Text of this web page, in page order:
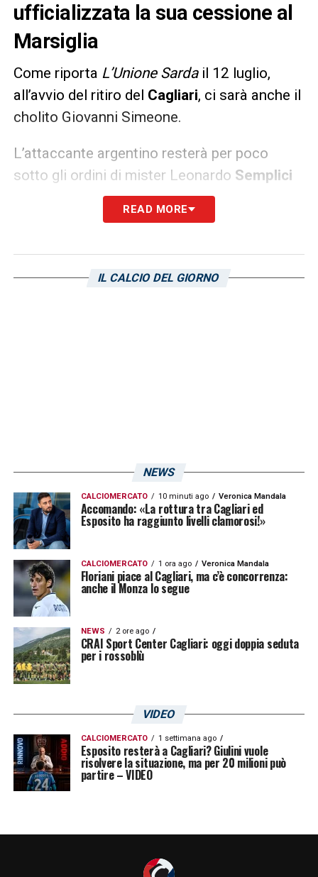
ufficializzata la sua cessione al
Marsiglia
Come riporta L’Unione Sardail 12 luglio,
all’avvio del ritiro del Cagliari, ci sarà anche il
cholito Giovanni Simeone.
L’attaccante argentino resterà per poco
sotto gli ordini di mister Leonardo Semplici
perché il suo futuro sarà in Francia, con la
Marsigliacon cui il
LA PLAYLIST DELLE NOSTRE TOP NEWS
READ MORE
IL CALCIO DEL GIORNO
NEWS
CALCIOMERCATO 10 minuti ago Veronica Mandala
Accomando: «La rottura tra Cagliari ed
Esposito ha raggiunto livelli clamorosi!»
CALCIOMERCATO 1 ora ago Veronica Mandala
Floriani piace al Cagliari, ma c’è concorrenza:
anche il Monza lo segue
NEWS 2 ore ago
CRAI Sport Center Cagliari: oggi doppia seduta
per i rossoblù
VIDEO
CALCIOMERCATO 1 settimana ago
Esposito resterà a Cagliari? Giulini vuole
risolvere la situazione, ma per 20 milioni può
partire – VIDEO